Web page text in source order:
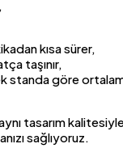
kısa sürer,
taşınır,
standa göre
tasarım
sağlıyoruz.